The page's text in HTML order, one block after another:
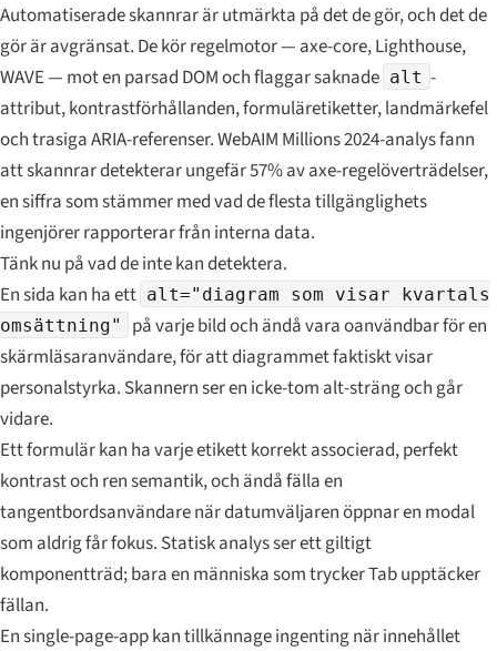
Automatiserade skannrar är utmärkta på det de gör, och det de
gör är avgränsat. De kör regelmotor — axe-core, Lighthouse,
WAVE — mot en parsad DOM och flaggar saknade alt -
attribut, kontrastförhållanden, formuläretiketter, landmärkefel
och trasiga ARIA-referenser. WebAIM Millions 2024-analys fann
att skannrar detekterar ungefär 57% av axe-regelöverträdelser,
en siffra som stämmer med vad de flesta tillgänglighets
ingenjörer rapporterar från interna data.
Tänk nu på vad de inte kan detektera.
En sida kan ha ett alt="diagram som visar kvartals
omsättning"
på varje bild och ändå vara oanvändbar för en
skärmläsaranvändare, för att diagrammet faktiskt visar
personalstyrka. Skannern ser en icke-tom alt-sträng och går
vidare.
Ett formulär kan ha varje etikett korrekt associerad, perfekt
kontrast och ren semantik, och ändå fälla en
tangentbordsanvändare när datumväljaren öppnar en modal
som aldrig får fokus. Statisk analys ser ett giltigt
komponentträd; bara en människa som trycker Tab upptäcker
fällan.
En single-page-app kan tillkännage ingenting när innehållet